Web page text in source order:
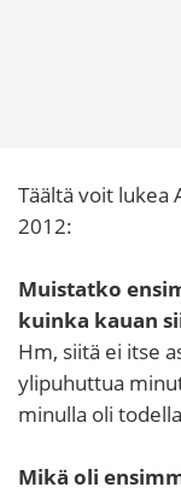
Täältä voit lukea
2012:
Muistatko
kuinka kauan
Hm, siitä ei itse
ylipuhuttua
minulla oli
Mikä oli